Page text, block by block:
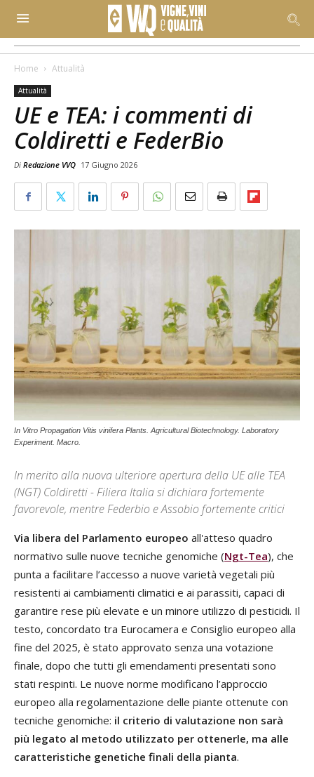
Home Attualità
Attualità
UE e TEA: i commenti di
Coldiretti e FederBio
Di Redazione VVQ 17 Giugno 2026
In Vitro Propagation Vitis vinifera Plants. Agricultural Biotechnology. Laboratory
Experiment. Macro.
In merito alla nuova ulteriore apertura della UE alle TEA
(NGT) Coldiretti - Filiera Italia si dichiara fortemente
favorevole, mentre Federbio e Assobio fortemente critici
Via libera del Parlamento europeo all'atteso quadro
normativo sulle nuove tecniche genomiche (Ngt-Tea), che
punta a facilitare l’accesso a nuove varietà vegetali più
resistenti ai cambiamenti climatici e ai parassiti, capaci di
garantire rese più elevate e un minore utilizzo di pesticidi. Il
testo, concordato tra Eurocamera e Consiglio europeo alla
fine del 2025, è stato approvato senza una votazione
finale, dopo che tutti gli emendamenti presentati sono
stati respinti. Le nuove norme modificano l’approccio
europeo alla regolamentazione delle piante ottenute con
tecniche genomiche: il criterio di valutazione non sarà
più legato al metodo utilizzato per ottenerle, ma alle
caratteristiche genetiche finali della pianta.